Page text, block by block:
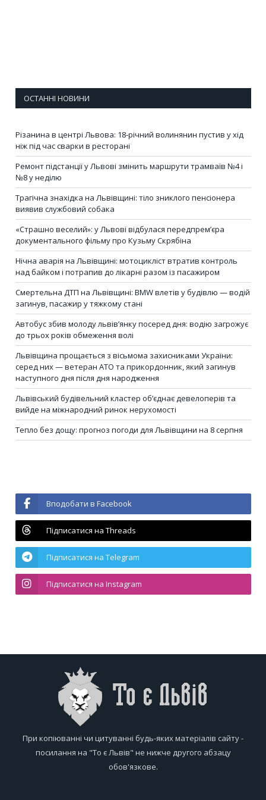
ОСТАННІ НОВИНИ
Різанина в центрі Львова: 18-річний волинянин пустив у хід
ніж під час сварки в ресторані
Ремонт підстанції у Львові змінить маршрути трамваїв №4 і
№8 у неділю
Трагічна знахідка на Львівщині: тіло зниклого пенсіонера
виявив службовий собака
«Страшно веселий»: у Львові відбулася передпрем’єра
документального фільму про Кузьму Скрябіна
Нічна аварія на Львівщині: мотоцикліст втратив контроль
над байком і потрапив до лікарні разом із пасажиром
Смертельна ДТП на Львівщині: BMW влетів у будівлю — водій
загинув, пасажир у тяжкому стані
Автобус збив молоду львів’янку посеред дня: водію загрожує
до трьох років обмеження волі
Львівщина прощається з вісьмома захисниками України:
серед них — ветеран АТО та прикордонник, який загинув
наступного дня після дня народження
Львівський будівельний кластер об’єднає девелоперів та
вийде на міжнародний ринок нерухомості
Тепло без дощу: прогноз погоди для Львівщини на 8 серпня
Вподобати в Facebook
Підписатися на Threads
Підписатися на Telegram
Підписатися на Instagram
При копіюванні чи цитуванні будь-яких матеріалів сайту -
посилання на "То є Львів" не нижче другого абзацу
обов'язкове.